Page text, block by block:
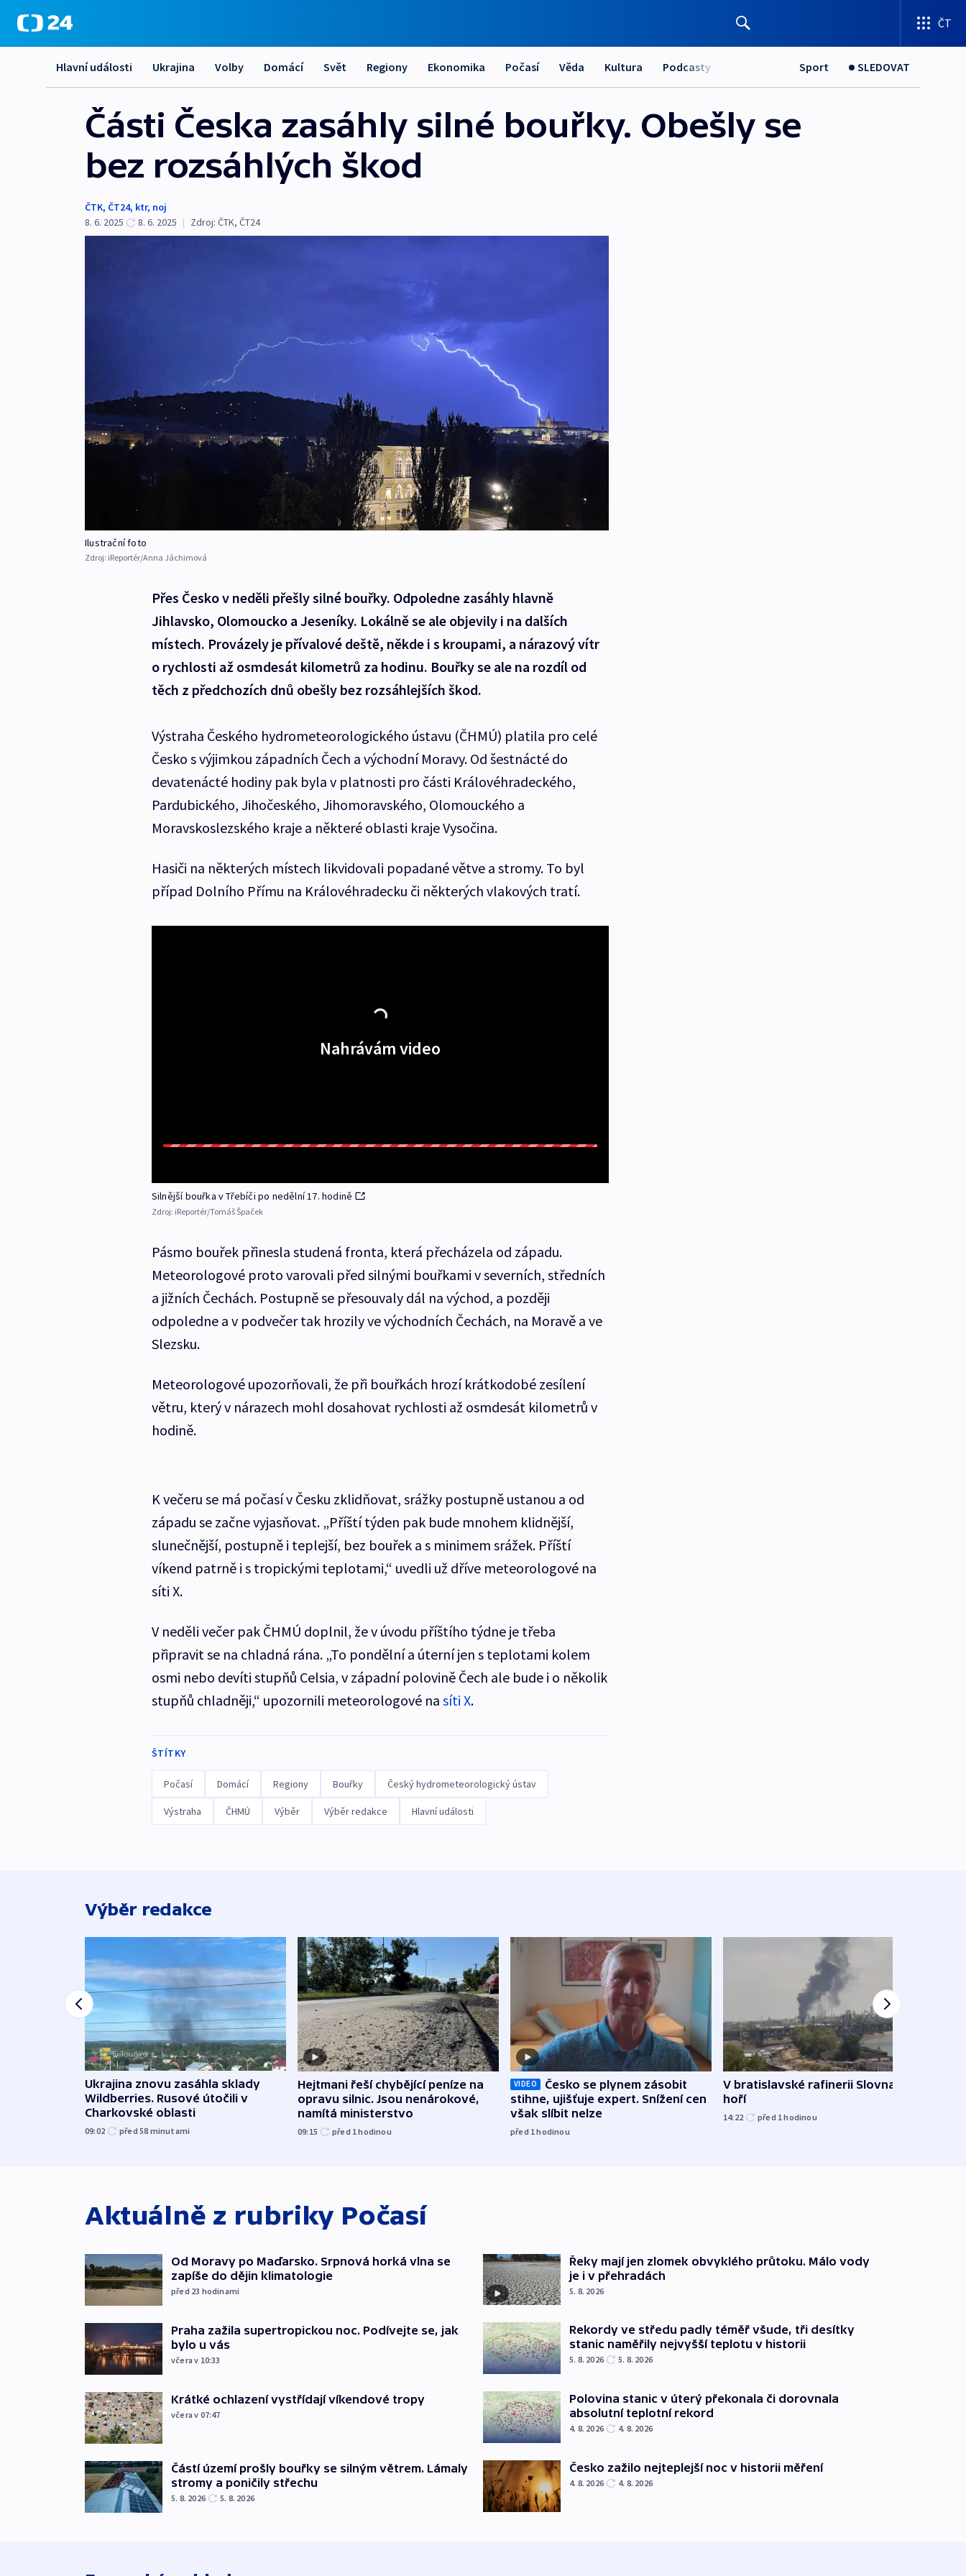
ČT
Hlavní události Ukrajina Volby Domácí Svět Regiony Ekonomika Počasí Věda Kultura Podcasty Sport SLEDOVAT
Části Česka zasáhly silné bouřky. Obešly se
bez rozsáhlých škod
ČTK, ČT24, ktr, noj
8. 6. 2025
8. 6. 2025 | Zdroj: ČTK, ČT24
Ilustrační foto
Zdroj: iReportér/Anna Jáchimová
Přes Česko v neděli přešly silné bouřky. Odpoledne zasáhly hlavně
Jihlavsko, Olomoucko a Jeseníky. Lokálně se ale objevily i na dalších
místech. Provázely je přívalové deště, někde i s kroupami, a nárazový vítr
o rychlosti až osmdesát kilometrů za hodinu. Bouřky se ale na rozdíl od
těch z předchozích dnů obešly bez rozsáhlejších škod.
Výstraha Českého hydrometeorologického ústavu (ČHMÚ) platila pro celé
Česko s výjimkou západních Čech a východní Moravy. Od šestnácté do
devatenácté hodiny pak byla v platnosti pro části Královéhradeckého,
Pardubického, Jihočeského, Jihomoravského, Olomouckého a
Moravskoslezského kraje a některé oblasti kraje Vysočina.
Hasiči na některých místech likvidovali popadané větve a stromy. To byl
případ Dolního Přímu na Královéhradecku či některých vlakových tratí.
Nahrávám video
Silnější bouřka v Třebíči po nedělní 17. hodině
Zdroj: iReportér/Tomáš Špaček
Pásmo bouřek přinesla studená fronta, která přecházela od západu.
Meteorologové proto varovali před silnými bouřkami v severních, středních
a jižních Čechách. Postupně se přesouvaly dál na východ, a později
odpoledne a v podvečer tak hrozily ve východních Čechách, na Moravě a ve
Slezsku.
Meteorologové upozorňovali, že při bouřkách hrozí krátkodobé zesílení
větru, který v nárazech mohl dosahovat rychlosti až osmdesát kilometrů v
hodině.
K večeru se má počasí v Česku zklidňovat, srážky postupně ustanou a od
západu se začne vyjasňovat. „Příští týden pak bude mnohem klidnější,
slunečnější, postupně i teplejší, bez bouřek a s minimem srážek. Příští
víkend patrně i s tropickými teplotami,“ uvedli už dříve meteorologové na
síti X.
V neděli večer pak ČHMÚ doplnil, že v úvodu příštího týdne je třeba
připravit se na chladná rána. „To pondělní a úterní jen s teplotami kolem
osmi nebo devíti stupňů Celsia, v západní polovině Čech ale bude i o několik
stupňů chladněji,“ upozornili meteorologové na síti X.
ŠTÍTKY
Počasí Domácí Regiony Bouřky Český hydrometeorologický ústav
Výstraha ČHMÚ Výběr Výběr redakce Hlavní události
Výběr redakce
Ukrajina znovu zasáhla sklady
Wildberries. Rusové útočili v
Charkovské oblasti
09:02 před 58 minutami
Hejtmani řeší chybějící peníze na
opravu silnic. Jsou nenárokové,
namítá ministerstvo
09:15 před 1hodinou
VIDEO
Česko se plynem zásobit
stihne, ujišťuje expert. Snížení cen
však slíbit nelze
před 1hodinou
V bratislavské rafinerii Slovnaft
hoří
14:22 před 1hodinou
Aktuálně z rubriky Počasí
Od Moravy po Maďarsko. Srpnová horká vlna se
zapíše do dějin klimatologie
před 23 hodinami
Praha zažila supertropickou noc. Podívejte se, jak
bylo u vás
včera v 10:33
Krátké ochlazení vystřídají víkendové tropy
včera v 07:47
Částí území prošly bouřky se silným větrem. Lámaly
stromy a poničily střechu
5. 8. 2026 5. 8. 2026
Řeky mají jen zlomek obvyklého průtoku. Málo vody
je i v přehradách
5. 8. 2026
Rekordy ve středu padly téměř všude, tři desítky
stanic naměřily nejvyšší teplotu v historii
5. 8. 2026 5. 8. 2026
Polovina stanic v úterý překonala či dorovnala
absolutní teplotní rekord
4. 8. 2026 4. 8. 2026
Česko zažilo nejteplejší noc v historii měření
4. 8. 2026 4. 8. 2026